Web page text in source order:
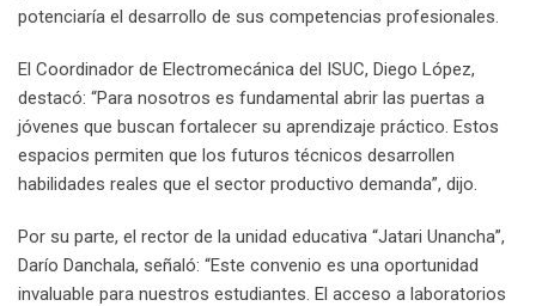
potenciaría el desarrollo de sus competencias profesionales.
El Coordinador de Electromecánica del ISUC, Diego López,
destacó: “Para nosotros es fundamental abrir las puertas a
jóvenes que buscan fortalecer su aprendizaje práctico. Estos
espacios permiten que los futuros técnicos desarrollen
habilidades reales que el sector productivo demanda”, dijo.
Por su parte, el rector de la unidad educativa “Jatari Unancha”,
Darío Danchala, señaló: “Este convenio es una oportunidad
invaluable para nuestros estudiantes. El acceso a laboratorios